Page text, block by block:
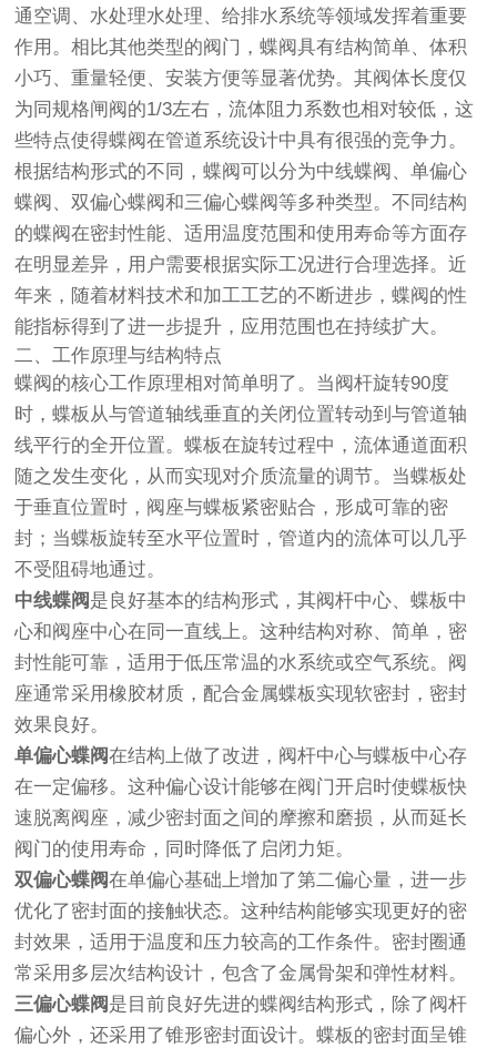
通空调、水处理水处理、给排水系统等领域发挥着重要
作用。相比其他类型的阀门，蝶阀具有结构简单、体积
小巧、重量轻便、安装方便等显著优势。其阀体长度仅
为同规格闸阀的1/3左右，流体阻力系数也相对较低，这
些特点使得蝶阀在管道系统设计中具有很强的竞争力。
根据结构形式的不同，蝶阀可以分为中线蝶阀、单偏心
蝶阀、双偏心蝶阀和三偏心蝶阀等多种类型。不同结构
的蝶阀在密封性能、适用温度范围和使用寿命等方面存
在明显差异，用户需要根据实际工况进行合理选择。近
年来，随着材料技术和加工工艺的不断进步，蝶阀的性
能指标得到了进一步提升，应用范围也在持续扩大。
二、工作原理与结构特点
蝶阀的核心工作原理相对简单明了。当阀杆旋转90度
时，蝶板从与管道轴线垂直的关闭位置转动到与管道轴
线平行的全开位置。蝶板在旋转过程中，流体通道面积
随之发生变化，从而实现对介质流量的调节。当蝶板处
于垂直位置时，阀座与蝶板紧密贴合，形成可靠的密
封；当蝶板旋转至水平位置时，管道内的流体可以几乎
不受阻碍地通过。
中线蝶阀是良好基本的结构形式，其阀杆中心、蝶板中
心和阀座中心在同一直线上。这种结构对称、简单，密
封性能可靠，适用于低压常温的水系统或空气系统。阀
座通常采用橡胶材质，配合金属蝶板实现软密封，密封
效果良好。
单偏心蝶阀在结构上做了改进，阀杆中心与蝶板中心存
在一定偏移。这种偏心设计能够在阀门开启时使蝶板快
速脱离阀座，减少密封面之间的摩擦和磨损，从而延长
阀门的使用寿命，同时降低了启闭力矩。
双偏心蝶阀在单偏心基础上增加了第二偏心量，进一步
优化了密封面的接触状态。这种结构能够实现更好的密
封效果，适用于温度和压力较高的工作条件。密封圈通
常采用多层次结构设计，包含了金属骨架和弹性材料。
三偏心蝶阀是目前良好先进的蝶阀结构形式，除了阀杆
偏心外，还采用了锥形密封面设计。蝶板的密封面呈锥